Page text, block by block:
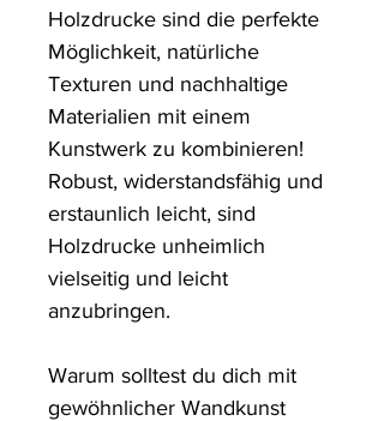
Holzdrucke sind die perfekte
Möglichkeit, natürliche
Texturen und nachhaltige
Materialien mit einem
Kunstwerk zu kombinieren!
Robust, widerstandsfähig und
erstaunlich leicht, sind
Holzdrucke unheimlich
vielseitig und leicht
anzubringen.
Warum solltest du dich mit
gewöhnlicher Wandkunst